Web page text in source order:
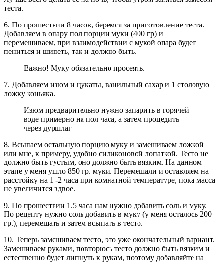
теста.
6. По прошествии 8 часов, беремся за приготовление теста.
Добавляем в опару пол порции муки (400 гр) и
перемешиваем, при взаимодействии с мукой опара будет
пениться и шипеть, так и должно быть.
Важно! Муку обязательно просеять.
7. Добавляем изюм и цукаты, ванильный сахар и 1 столовую
ложку коньяка.
Изюм предварительно нужно запарить в горячей
воде примерно на пол часа, а затем процедить
через дуршлаг
8. Всыпаем остальную порцию муку и замешиваем ложкой
или мне, к примеру, удобно силиконовой лопаткой. Тесто не
должно быть густым, оно должно быть вязким. На данном
этапе у меня ушло 850 гр. муки. Перемешали и оставляем на
расстойку на 1 -2 часа при комнатной температуре, пока масса
не увеличится вдвое.
9. По прошествии 1.5 часа нам нужно добавить соль и муку.
По рецепту нужно соль добавить в муку (у меня осталось 200
гр.), перемешать и затем всыпать в тесто.
10. Теперь замешиваем тесто, это уже окончательный вариант.
Замешиваем руками, повторюсь тесто должно быть вязким и
естественно будет липнуть к рукам, поэтому добавляйте на